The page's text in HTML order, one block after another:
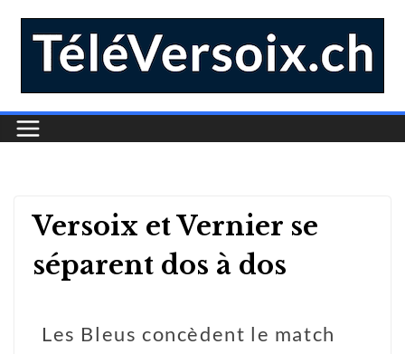
Versoix et Vernier se
séparent dos à dos
Les Bleus concèdent le match